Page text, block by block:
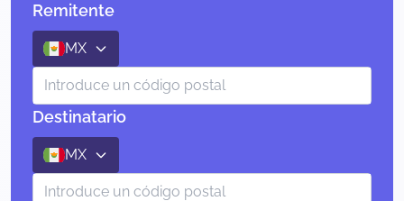
Remitente
MX
Destinatario
MX